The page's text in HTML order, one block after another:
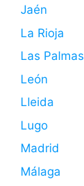
Jaén
La Rioja
Las Palmas
León
Lleida
Lugo
Madrid
Málaga